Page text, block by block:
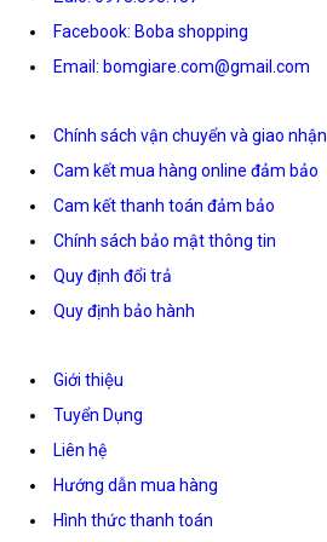
Facebook: Boba shopping
Email: bomgiare.com@gmail.com
Chính sách vận chuyển và giao nhận
Cam kết mua hàng online đảm bảo
Cam kết thanh toán đảm bảo
Chính sách bảo mật thông tin
Quy định đổi trả
Quy định bảo hành
Giới thiệu
Tuyển Dụng
Liên hệ
Hướng dẫn mua hàng
Hình thức thanh toán